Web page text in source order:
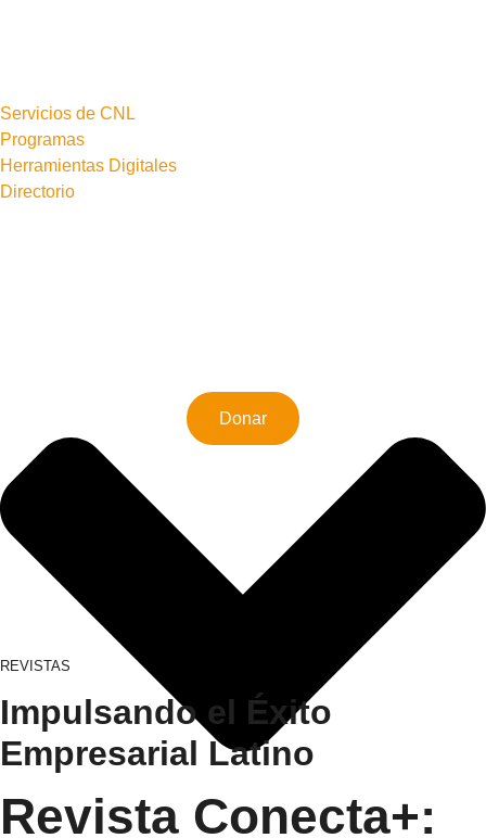
Servicios de CNL
Programas
Herramientas Digitales
Directorio
Donar
REVISTAS
Impulsando el Éxito
Empresarial Latino
Revista Conecta+: